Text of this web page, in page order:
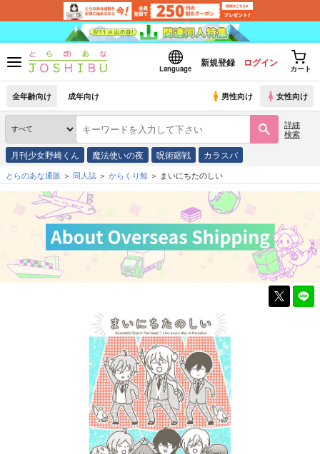
Language
新規登録 ログイン
カート
全年齢向け 成年向け 男性向け 女性向け
詳細
検索
月刊少女野崎くん 魔法使いの夜 呪術廻戦 カラスバ
とらのあな通販 同人誌 からくり鯨 まいにちたのしい